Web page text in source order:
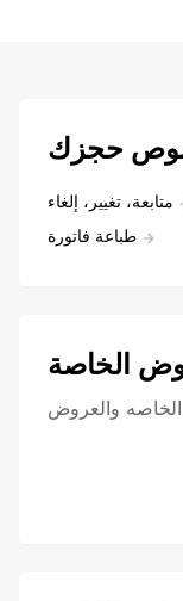
حجزك
متابعة، تغيير، إلغاء
طباعة فاتورة
الخاصة
والعروض